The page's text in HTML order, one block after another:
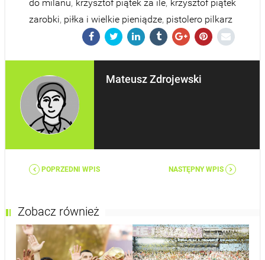
do milanu, krzysztof piątek za ile, krzysztof piątek
zarobki, piłka i wielkie pieniądze, pistolero pilkarz
Mateusz Zdrojewski
POPRZEDNI WPIS NASTĘPNY WPIS
Zobacz również